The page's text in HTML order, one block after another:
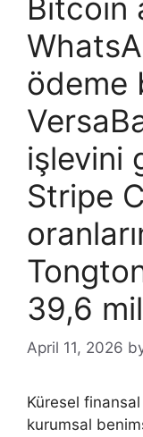
Bitcoin
ödeme
işlevini
Stripe
39,6
April 11, 2026
Küresel finansal
kurumsal